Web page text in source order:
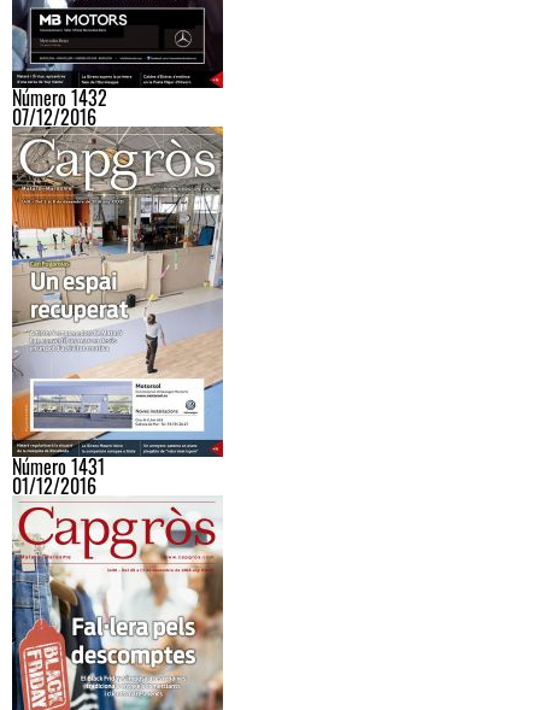
Número 1432
07/12/2016
Número 1431
01/12/2016